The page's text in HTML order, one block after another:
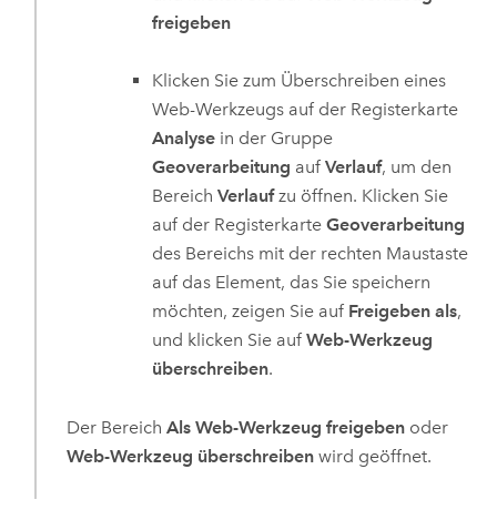
freigeben
Klicken Sie zum Überschreiben eines
Web-Werkzeugs auf der Registerkarte
Analysein der Gruppe
Geoverarbeitung auf Verlauf, um den
Bereich Verlaufzu öffnen. Klicken Sie
auf der Registerkarte Geoverarbeitung
des Bereichs mit der rechten Maustaste
auf das Element, das Sie speichern
möchten, zeigen Sie auf Freigeben als,
und klicken Sie auf Web-Werkzeug
überschreiben.
Der Bereich Als Web-Werkzeug freigebenoder
Web-Werkzeug überschreibenwird geöffnet.